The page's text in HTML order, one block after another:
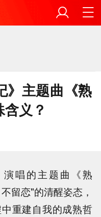
》主题曲《熟
义？
唱的主题曲《熟
留恋"的清醒姿态，
重建自我的成熟哲